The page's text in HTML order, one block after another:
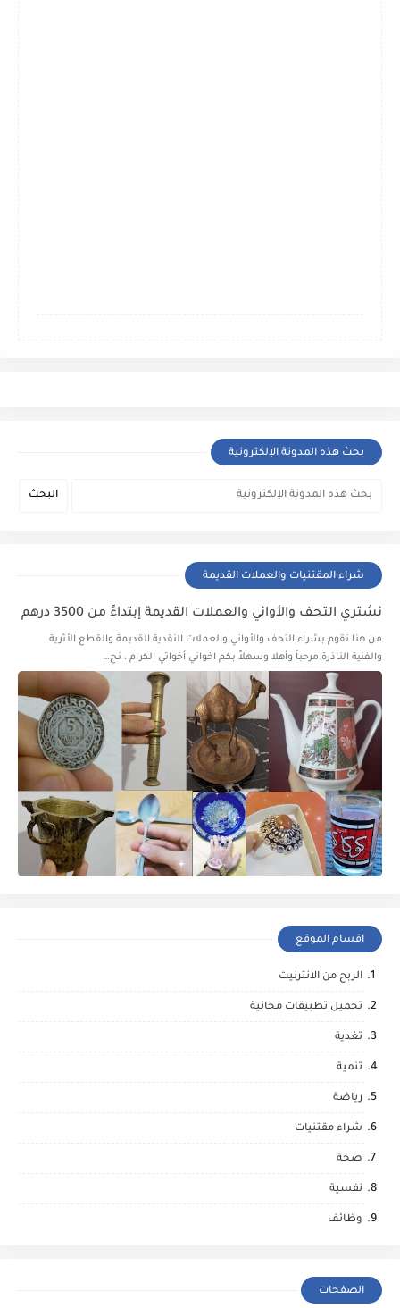
بحث هذه المدونة الإلكترونية
شراء المقتنيات والعملات القديمة
نشتري التحف والأواني والعملات القديمة إبتداءً من 3500 درهم
من هنا نقوم بشراء التحف والأواني والعملات النقدية القديمة والقطع الأثرية
والفنية الناذرة مرحباً وأهلا وسهلاً بكم اخواني أخواتي الكرام ، نح…
اقسام الموقع
الربح من الانترنيت
تحميل تطبيقات مجانية
تغدية
تنمية
رياضة
شراء مقتنيات
صحة
نفسية
وظائف
الصفحات